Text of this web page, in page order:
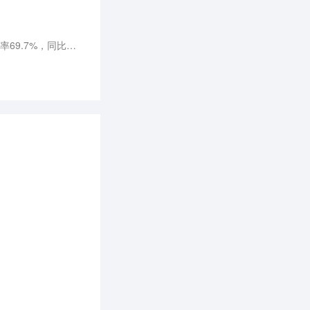
截至今年一季末，Wind口径下，保利发展剔除预收账款后资产负债率为68.2%，同比下降0.4个点；净负债率69.7%，同比下降3.7个点；现金短债比2.2，同比上升0.2。